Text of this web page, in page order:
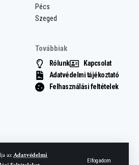
az Adatvédelmi
Elfogadom
Pécs
Szeged
Továbbiak
Rólunk
Kapcsolat
Adatvédelmi tájékoztató
Felhasználási feltételek